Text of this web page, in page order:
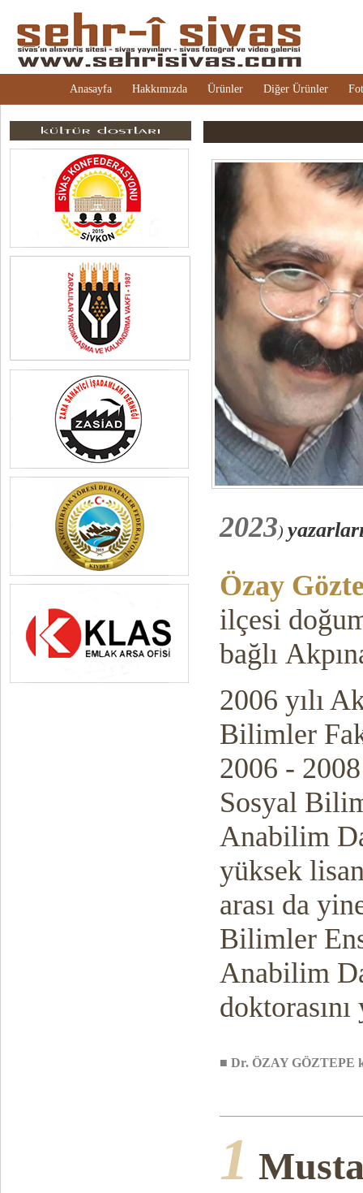
Anasayfa Hakkımızda Ürünler Diğer Ürünler
2023)
Özay
ilçesi
bağlı
2006 yılı
Bilimler
2006 -
Sosyal
Anabilim
yüksek
arası da
Bilimler
Anabilim
doktorasını
■ Dr. ÖZAY GÖZTEPE
1